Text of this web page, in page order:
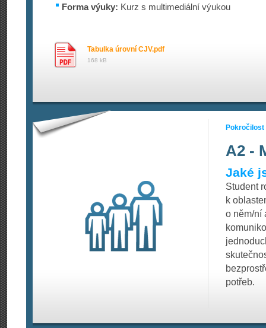
Forma výuky: Kurz s multimediální výukou
Tabulka úrovní CJV.pdf
168 kB
Pokročilost
A2 -
Jaké
Student
k
o něm/ní
potřeb.